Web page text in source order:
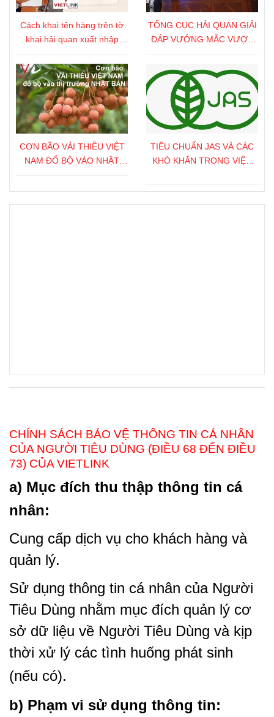
Cách khai tên hàng trên tờ
khai hải quan xuất nhập
TỔNG CỤC HẢI QUAN GIẢI
ĐÁP VƯỚNG MẮC VƯỢT
CƠN BÃO VẢI THIỀU VIỆT
NAM ĐỔ BỘ VÀO NHẬT
TIÊU CHUẨN JAS VÀ CÁC
KHÓ KHĂN TRONG VIỆC
CHÍNH SÁCH BẢO VỆ THÔNG TIN CÁ NHÂN
CỦA NGƯỜI TIÊU DÙNG (ĐIỀU 68 ĐẾN ĐIỀU
73) CỦA VIETLINK
a) Mục đích thu thập thông tin cá
nhân:
Cung cấp dịch vụ cho khách hàng và
quản lý.
Sử dụng thông tin cá nhân của Người
Tiêu Dùng nhằm mục đích quản lý cơ
sở dữ liệu về Người Tiêu Dùng và kịp
thời xử lý các tình huống phát sinh
(nếu có).
b) Phạm vi sử dụng thông tin: